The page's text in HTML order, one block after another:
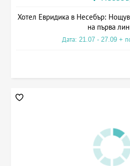
Хотел Евридика в Несебър:
на първа
Дата: 21.07 - 27.09 +